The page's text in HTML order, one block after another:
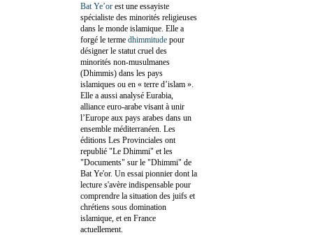
Bat Ye’or est une essayiste
spécialiste des minorités religieuses
dans le monde islamique. Elle a
forgé le terme dhimmitude pour
désigner le statut cruel des
minorités non-musulmanes
(Dhimmis) dans les pays
islamiques ou en « terre d’islam ».
Elle a aussi analysé Eurabia,
alliance euro-arabe visant à unir
l’Europe aux pays arabes dans un
ensemble méditerranéen. Les
éditions Les Provinciales ont
republié "Le Dhimmi" et les
"Documents" sur le "Dhimmi" de
Bat Ye'or. Un essai pionnier dont la
lecture s'avère indispensable pour
comprendre la situation des juifs et
chrétiens sous domination
islamique, et en France
actuellement.